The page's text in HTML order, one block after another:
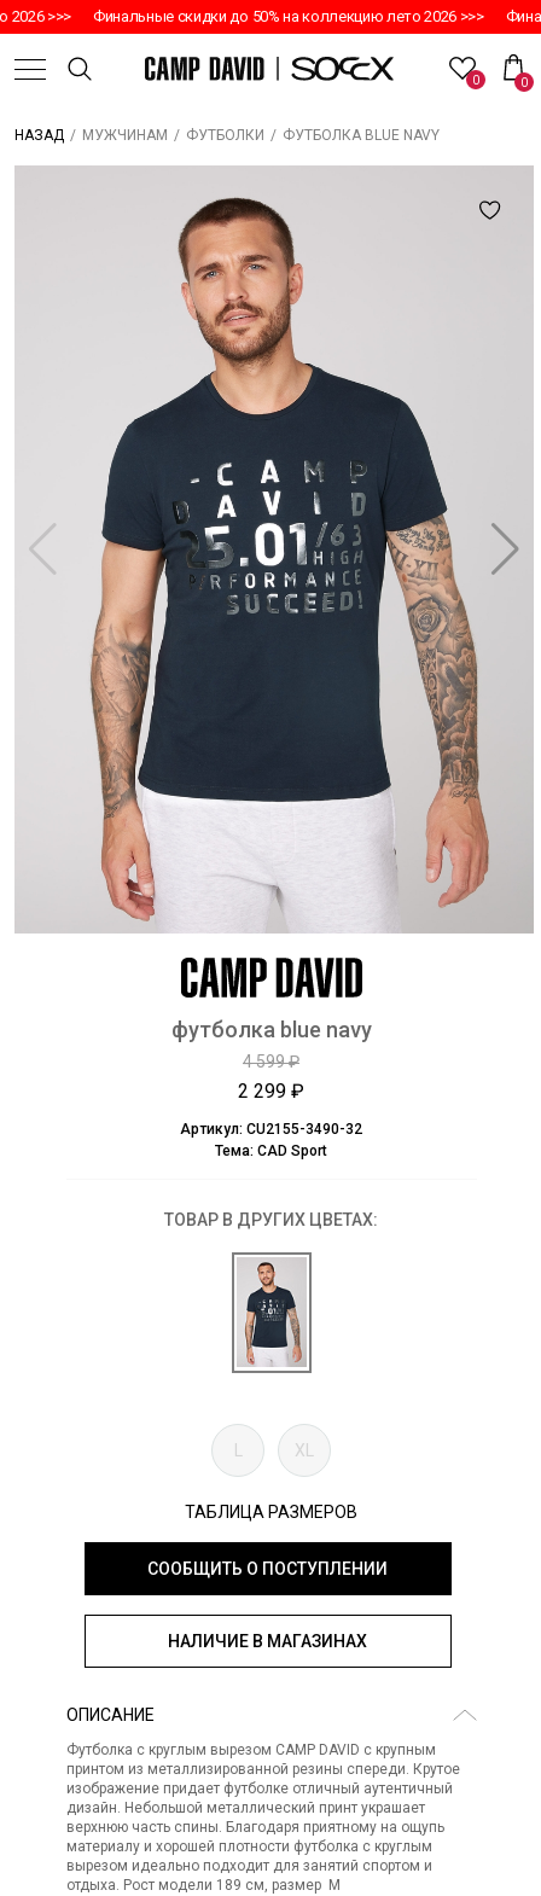
>>> Финальные скидки до 50% на коллекцию лето 2026 >>>
0 0
НАЗАД / МУЖЧИНАМ / ФУТБОЛКИ / ФУТБОЛКА BLUE NAVY
футболка blue navy
4 599 ₽
2 299 ₽
Артикул: CU2155-3490-32
Тема: CAD Sport
ТОВАР В ДРУГИХ ЦВЕТАХ:
L XL
ТАБЛИЦА РАЗМЕРОВ
СООБЩИТЬ О ПОСТУПЛЕНИИ
НАЛИЧИЕ В МАГАЗИНАХ
ОПИСАНИЕ
Футболка с круглым вырезом CAMP DAVID с крупным
принтом из металлизированной резины спереди. Крутое
изображение придает футболке отличный аутентичный
дизайн. Небольшой металлический принт украшает
верхнюю часть спины. Благодаря приятному на ощупь
материалу и хорошей плотности футболка с круглым
вырезом идеально подходит для занятий спортом и
отдыха. Рост модели 189 см, размер М